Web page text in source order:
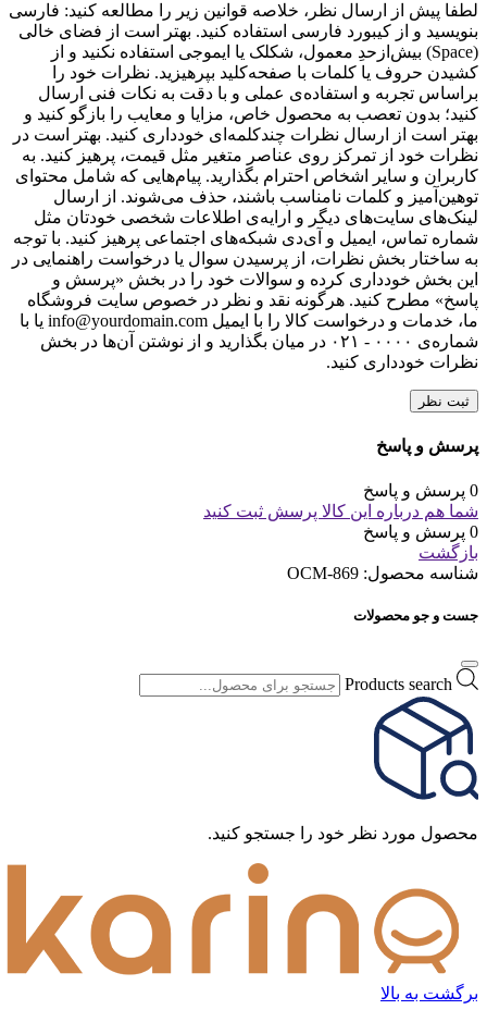
لطفا پیش از ارسال نظر، خلاصه قوانین زیر را مطالعه کنید: فارسی
بنویسید و از کیبورد فارسی استفاده کنید. بهتر است از فضای خالی
(Space) بیش‌از‌حدِ معمول، شکلک یا ایموجی استفاده نکنید و از
کشیدن حروف یا کلمات با صفحه‌کلید بپرهیزید. نظرات خود را
براساس تجربه و استفاده‌ی عملی و با دقت به نکات فنی ارسال
کنید؛ بدون تعصب به محصول خاص، مزایا و معایب را بازگو کنید و
بهتر است از ارسال نظرات چندکلمه‌‌ای خودداری کنید. بهتر است در
نظرات خود از تمرکز روی عناصر متغیر مثل قیمت، پرهیز کنید. به
کاربران و سایر اشخاص احترام بگذارید. پیام‌هایی که شامل محتوای
توهین‌آمیز و کلمات نامناسب باشند، حذف می‌شوند. از ارسال
لینک‌های سایت‌های دیگر و ارایه‌ی اطلاعات شخصی خودتان مثل
شماره تماس، ایمیل و آی‌دی شبکه‌های اجتماعی پرهیز کنید. با توجه
به ساختار بخش نظرات، از پرسیدن سوال یا درخواست راهنمایی در
این بخش خودداری کرده و سوالات خود را در بخش «پرسش و
پاسخ» مطرح کنید. هرگونه نقد و نظر در خصوص سایت فروشگاه
ما، خدمات و درخواست کالا را با ایمیل info@yourdomain.com یا با
شماره‌ی ۰۰۰۰ - ۰۲۱ در میان بگذارید و از نوشتن آن‌ها در بخش
نظرات خودداری کنید.
ثبت نظر
پرسش و پاسخ
0 پرسش و پاسخ
شما هم درباره این کالا پرسش ثبت کنید
0 پرسش و پاسخ
بازگشت
شناسه محصول: OCM-869
جست و جو محصولات
Products search
محصول مورد نظر خود را جستجو کنید.
برگشت به بالا